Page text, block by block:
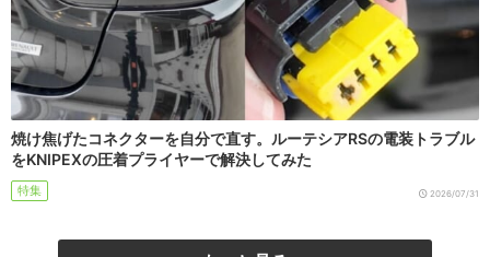
焼け焦げたコネクターを自分で直す。ルーテシアRSの電装トラブル
をKNIPEXの圧着プライヤーで解決してみた
特集 2026/07/31